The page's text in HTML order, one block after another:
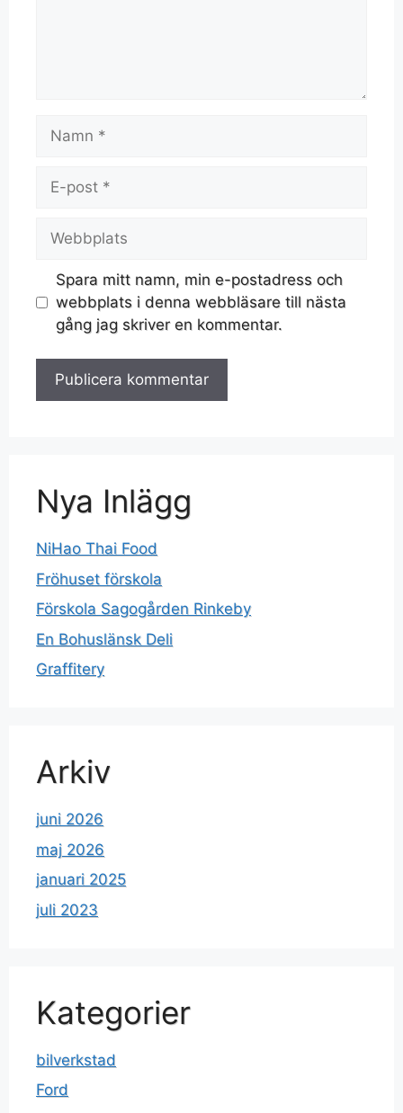
Spara mitt namn, min e-postadress och
webbplats i denna webbläsare till nästa
gång jag skriver en kommentar.
Nya Inlägg
NiHao Thai Food
Fröhuset förskola
Förskola Sagogården Rinkeby
En Bohuslänsk Deli
Graffitery
Arkiv
juni 2026
maj 2026
januari 2025
juli 2023
Kategorier
bilverkstad
Ford